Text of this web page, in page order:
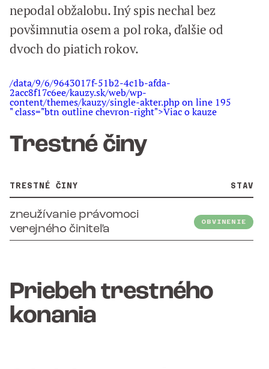
nepodal obžalobu. Iný spis nechal bez
povšimnutia osem a pol roka, ďalšie od
dvoch do piatich rokov.
/data/9/6/9643017f-51b2-4c1b-afda-
2acc8f17c6ee/kauzy.sk/web/wp-
content/themes/kauzy/single-akter.php on line 195
" class="btn outline chevron-right">Viac o kauze
Trestné činy
TRESTNÉ ČINY STAV
zneužívanie právomoci
verejného činiteľa
OBVINENIE
Priebeh trestného
konania